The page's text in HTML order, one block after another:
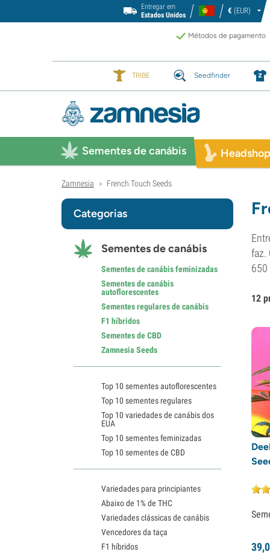
Entregar em
Estados Unidos
€ (EUR)
Métodos de pagamento
TRIBE Seedfinder
Sementes de canábis Headshop
Zamnesia > French Touch Seeds
faz.
650
12
39,
Categorias
Sementes de canábis
Sementes de canábis feminizadas
Sementes de canábis
autoflorescentes
Sementes regulares de canábis
F1 híbridos
Sementes de CBD
Zamnesia Seeds
Top 10 sementes autoflorescentes
Top 10 sementes regulares
Top 10 variedades de canábis dos
EUA
Top 10 sementes feminizadas
Top 10 sementes de CBD
Variedades para principiantes
Abaixo de 1% de THC
Variedades clássicas de canábis
Vencedores da taça
F1 híbridos